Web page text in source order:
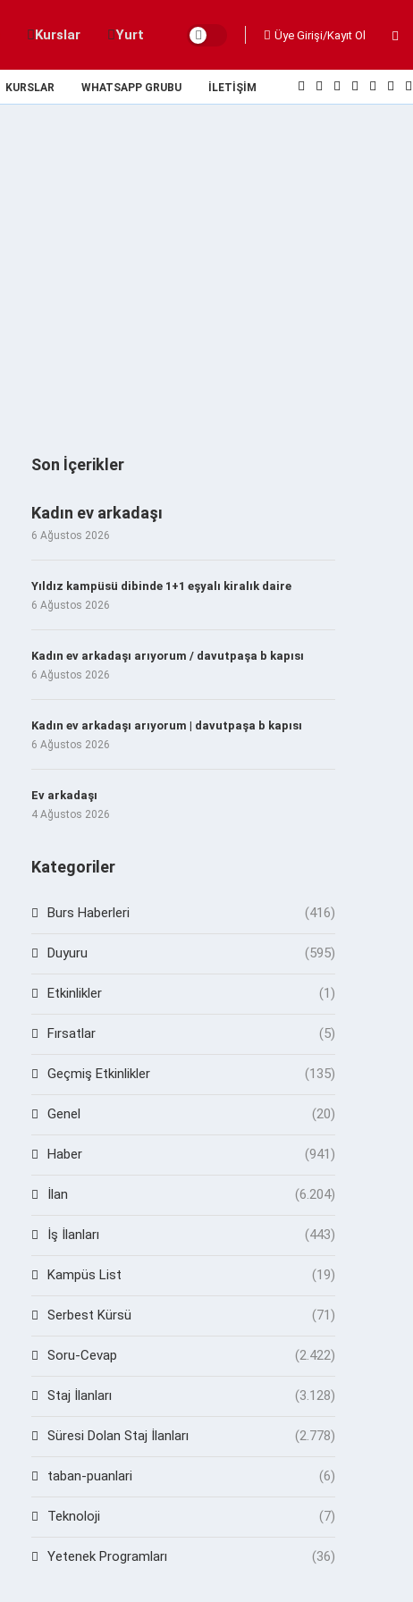
Kurslar Yurt Üye Girişi/Kayıt Ol
KURSLAR WHATSAPP GRUBU İLETIŞIM
Son İçerikler
Kadın ev arkadaşı
6 Ağustos 2026
Yıldız kampüsü dibinde 1+1 eşyalı kiralık daire
6 Ağustos 2026
Kadın ev arkadaşı arıyorum / davutpaşa b kapısı
6 Ağustos 2026
Kadın ev arkadaşı arıyorum | davutpaşa b kapısı
6 Ağustos 2026
Ev arkadaşı
4 Ağustos 2026
Kategoriler
Burs Haberleri (416)
Duyuru (595)
Etkinlikler (1)
Fırsatlar (5)
Geçmiş Etkinlikler (135)
Genel (20)
Haber (941)
İlan (6.204)
İş İlanları (443)
Kampüs List (19)
Serbest Kürsü (71)
Soru-Cevap (2.422)
Staj İlanları (3.128)
Süresi Dolan Staj İlanları (2.778)
taban-puanlari (6)
Teknoloji (7)
Yetenek Programları (36)